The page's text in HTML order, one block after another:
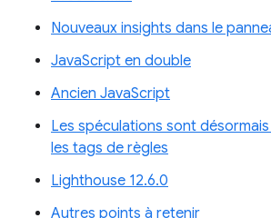
Nouveaux insights dans le
JavaScript en double
Ancien JavaScript
Les spéculations sont
les tags de règles
Lighthouse 12.6.0
Autres points à retenir